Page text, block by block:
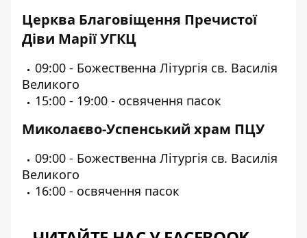
Церква Благовіщення Пречистої
Діви Марії УГКЦ
09:00 - Божественна Літургія св. Василія
Великого
15:00 - 19:00 - освячення пасок
Миколаєво-Успенський храм ПЦУ
09:00 - Божественна Літургія св. Василія
Великого
16:00 - освячення пасок